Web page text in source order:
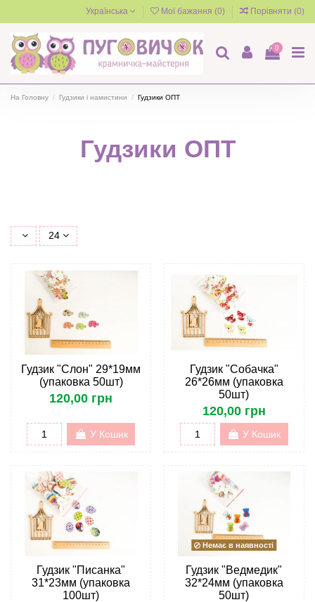
Українська Мої бажання (0) Порівняти (0)
0
На Головну Гудзики і намистини Гудзики ОПТ
Гудзики ОПТ
24
Гудзик "Слон" 29*19мм
(упаковка 50шт)
120,00 грн
У Кошик
Гудзик "Собачка"
26*26мм (упаковка
50шт)
120,00 грн
У Кошик
Гудзик "Писанка"
31*23мм (упаковка
100шт)
Немає в наявності
Гудзик "Ведмедик"
32*24мм (упаковка
50шт)